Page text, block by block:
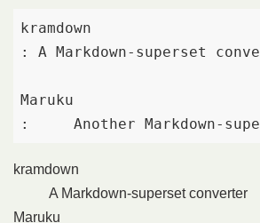
kramdown
: A Markdown-superset
Maruku
:     Another Markdown-
kramdown
A Markdown-superset converter
Maruku